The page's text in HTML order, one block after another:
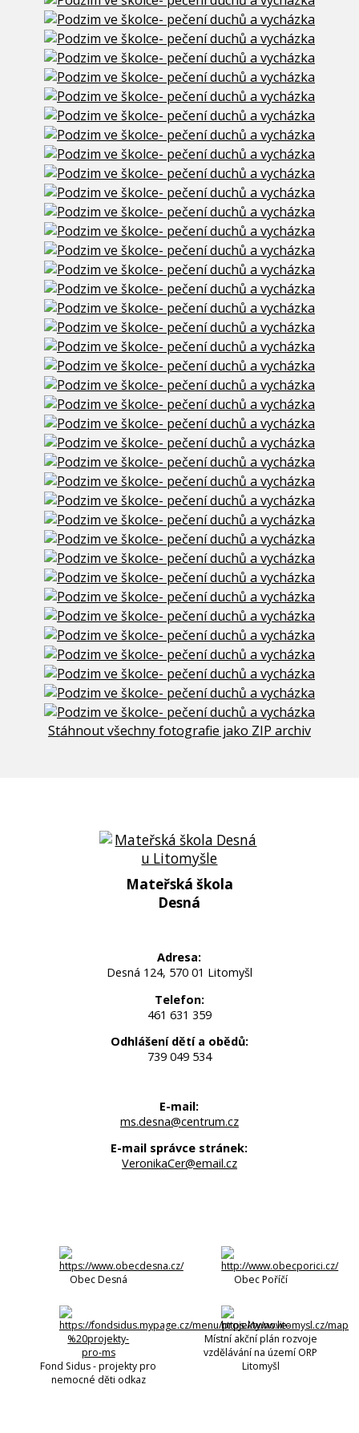
Stáhnout všechny fotografie jako ZIP archiv
Mateřská škola
Desná
Adresa:
Desná 124, 570 01 Litomyšl
Telefon:
461 631 359
Odhlášení dětí a obědů:
739 049 534
E-mail:
ms.desna@centrum.cz
E-mail správce stránek:
VeronikaCer@email.cz
Obec Desná Obec Poříčí
Fond Sidus - projekty pro
nemocné děti odkaz
Místní akční plán rozvoje
vzdělávání na území ORP
Litomyšl